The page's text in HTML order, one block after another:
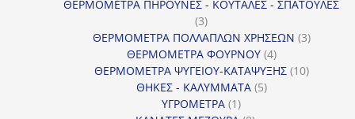
προϊόντα
ΘΕΡΜΟΜΕΤΡΑ ΠΗΡΟΥΝΕΣ - ΚΟΥΤΑΛΕΣ - ΣΠΑΤΟΥΛΕΣ
33
προϊόντα
ΘΕΡΜΟΜΕΤΡΑ ΠΟΛΛΑΠΛΩΝ ΧΡΗΣΕΩΝ 33
ΘΕΡΜΟΜΕΤΡΑ ΦΟΥΡΝΟΥ 44
προϊόντα
ΘΕΡΜΟΜΕΤΡΑ ΨΥΓΕΙΟΥ-ΚΑΤΑΨΥΞΗΣ 1010
ΘΗΚΕΣ - ΚΑΛΥΜΜΑΤΑ 55
ΥΓΡΟΜΕΤΡΑ 11